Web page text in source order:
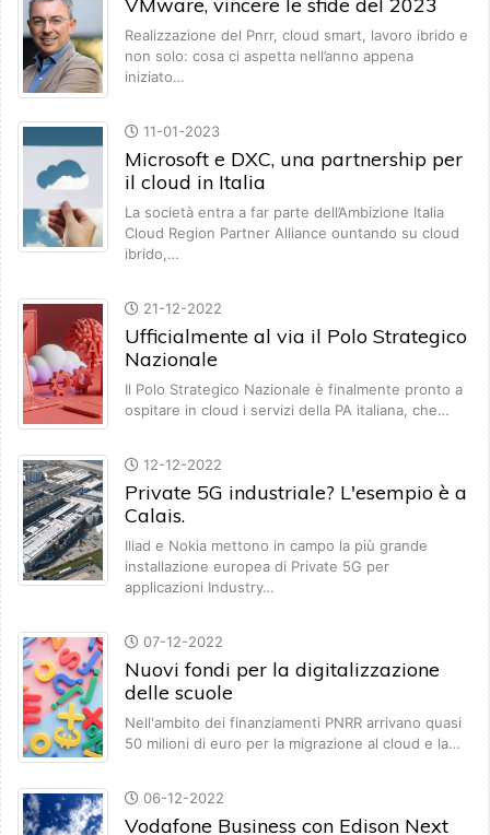
VMware, vincere le sfide del 2023
Realizzazione del Pnrr, cloud smart, lavoro ibrido e
non solo: cosa ci aspetta nell’anno appena
iniziato…
11-01-2023
Microsoft e DXC, una partnership per
il cloud in Italia
La società entra a far parte dell’Ambizione Italia
Cloud Region Partner Alliance ountando su cloud
ibrido,…
21-12-2022
Ufficialmente al via il Polo Strategico
Nazionale
Il Polo Strategico Nazionale è finalmente pronto a
ospitare in cloud i servizi della PA italiana, che…
12-12-2022
Private 5G industriale? L'esempio è a
Calais.
Iliad e Nokia mettono in campo la più grande
installazione europea di Private 5G per
applicazioni Industry…
07-12-2022
Nuovi fondi per la digitalizzazione
delle scuole
Nell'ambito dei finanziamenti PNRR arrivano quasi
50 milioni di euro per la migrazione al cloud e la…
06-12-2022
Vodafone Business con Edison Next